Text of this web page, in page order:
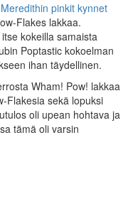
Meredithin pinkit kynnet
Flakes lakkaa.
kokeilla samaista
Poptastic kokoelman
ihan täydellinen.
Wham! Pow! lakkaa
Flakesia sekä lopuksi
oli upean hohtava ja
tämä oli varsin